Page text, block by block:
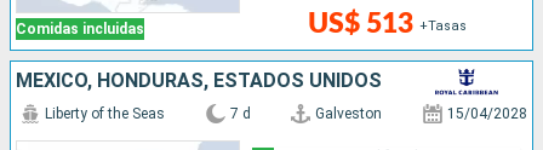
Comidas incluidas US$ 513 +Tasas
MÉXICO, HONDURAS, ESTADOS UNIDOS
Liberty of the Seas 7 d Galveston 15/04/2028